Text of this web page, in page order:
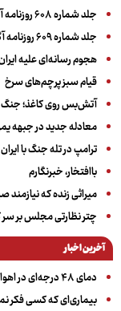
جلد شماره ۶۰۸ روزنامه آگاه
جلد شماره ۶۰۹ روزنامه آگاه
هجوم رسانه‌ای علیه
قیام سبز پرچم‌های سرخ
آتش‌بس روی کاغذ؛ جنگ
معادله جدید در جبهه
ترامپ در تله جنگ با
باافتخار، خبرنگارم
میراثی زنده که
چتر نظارتی مجلس بر
آخرین اخبار
دمای ۴۸ درجه‌ای در اهواز
بیماری‌ای که کسی فکر